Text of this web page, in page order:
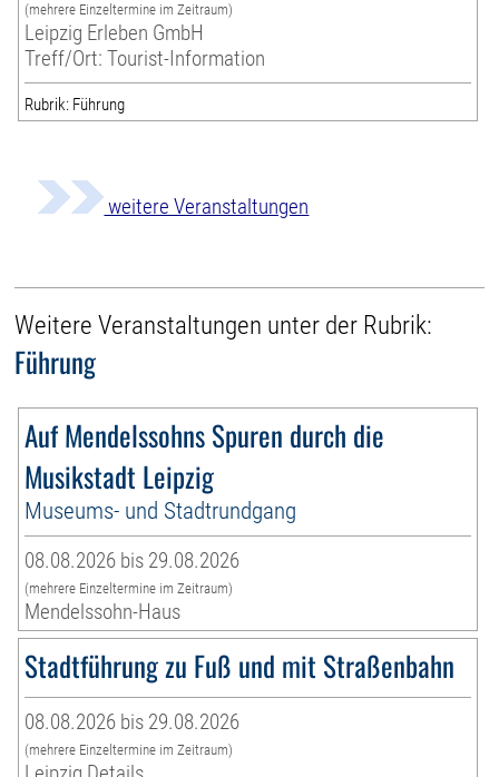
(mehrere Einzeltermine im Zeitraum)
Leipzig Erleben GmbH
Treff/Ort: Tourist-Information
Rubrik: Führung
weitere Veranstaltungen
Weitere Veranstaltungen unter der Rubrik:
Führung
Auf Mendelssohns Spuren durch die
Musikstadt Leipzig
Museums- und Stadtrundgang
08.08.2026 bis 29.08.2026
(mehrere Einzeltermine im Zeitraum)
Mendelssohn-Haus
Stadtführung zu Fuß und mit Straßenbahn
08.08.2026 bis 29.08.2026
(mehrere Einzeltermine im Zeitraum)